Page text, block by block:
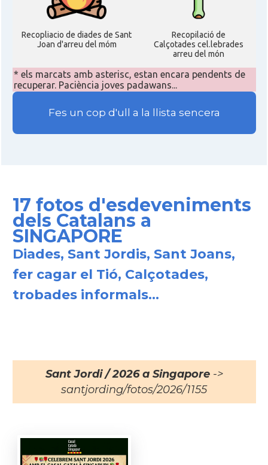
Recopliacio de diades de Sant
Joan d'arreu del móm
Recopilació de
Calçotades cel.lebrades
arreu del món
* els marcats amb asterisc, estan encara pendents de
recuperar. Paciència joves padawans...
Fes un cop d'ull a la llista sencera
17 fotos d'esdeveniments
dels Catalans a
SINGAPORE
Diades, Sant Jordis, Sant Joans,
fer cagar el Tió, Calçotades,
trobades informals...
Sant Jordi / 2026 a Singapore->
santjording/fotos/2026/1155